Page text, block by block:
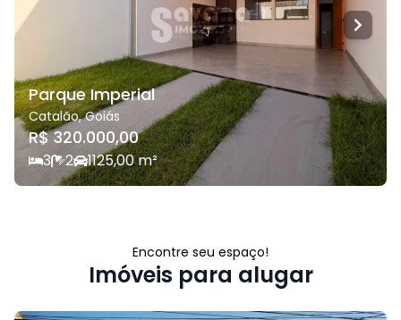
Parque Imperial
Catalão,Goiás
R$ 320.000,00
3 2 1125,00m²
Encontre seu espaço!
Imóveis para alugar